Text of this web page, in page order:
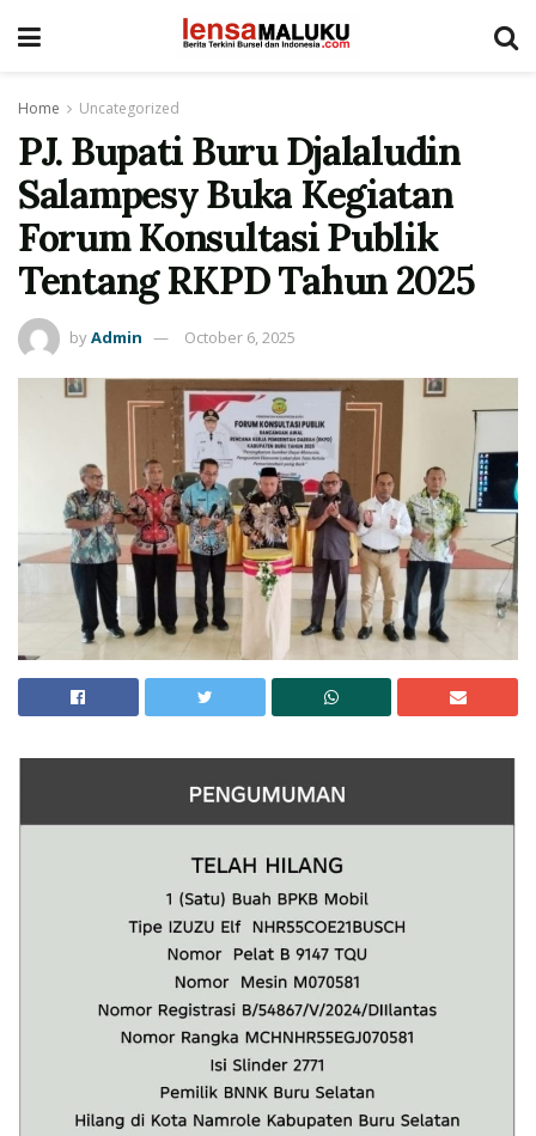
Home Uncategorized
PJ. Bupati Buru Djalaludin
Salampesy Buka Kegiatan
Forum Konsultasi Publik
Tentang RKPD Tahun 2025
byAdmin October 6, 2025